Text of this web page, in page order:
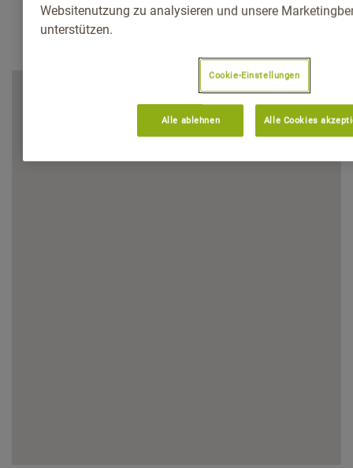
Websitenutzung zu analysieren und unsere
unterstützen.
Cookie-Einstellungen
Alle ablehnen Alle Cookies